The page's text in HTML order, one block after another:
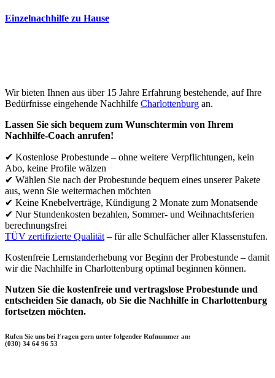
Einzelnachhilfe zu Hause
Wir bieten Ihnen aus über 15 Jahre Erfahrung bestehende, auf Ihre
Bedürfnisse eingehende Nachhilfe Charlottenburg an.
Lassen Sie sich bequem zum Wunschtermin von Ihrem
Nachhilfe-Coach anrufen!
✔ Kostenlose Probestunde – ohne weitere Verpflichtungen, kein
Abo, keine Profile wälzen
✔ Wählen Sie nach der Probestunde bequem eines unserer Pakete
aus, wenn Sie weitermachen möchten
✔ Keine Knebelverträge, Kündigung 2 Monate zum Monatsende
✔ Nur Stundenkosten bezahlen, Sommer- und Weihnachtsferien
berechnungsfrei
TÜV zertifizierte Qualität – für alle Schulfächer aller Klassenstufen.
Kostenfreie Lernstanderhebung vor Beginn der Probestunde – damit
wir die Nachhilfe in Charlottenburg optimal beginnen können.
Nutzen Sie die kostenfreie und vertragslose Probestunde und
entscheiden Sie danach, ob Sie die Nachhilfe in Charlottenburg
fortsetzen möchten.
Rufen Sie uns bei Fragen gern unter folgender Rufnummer an:
(030) 34 64 96 53